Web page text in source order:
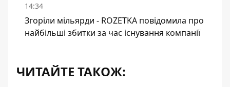
14:34
Згоріли мільярди - ROZETKA повідомила про
найбільші збитки за час існування компанії
ЧИТАЙТЕ ТАКОЖ: